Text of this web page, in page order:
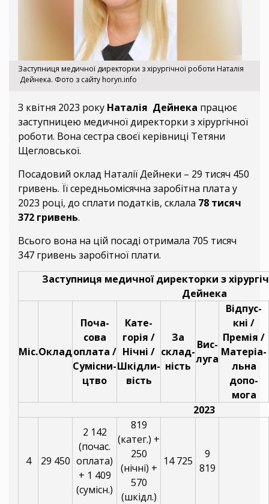
Заступниця медичної директорки з хірургічної роботи Наталія
Дейнека. Фото з сайту horyn.info
З квітня 2023 року Наталія Дейнека працює
заступницею медичної директорки з хірургічної
роботи. Вона сестра своєї керівниці Тетяни
Щегловської.
Посадовий оклад Наталії Дейнеки – 29 тисяч 450
гривень. Її середньомісячна заробітна плата у
2023 році, до сплати податків, склала 78 тисяч
372 гривень.
Всього вона на цій посаді отримала 705 тисяч
347 гривень заробітної плати.
Заступниця медичної директорки з
Дейнека
Міс.Оклад
Поча-
сова
оплата /
Сумісни-
цтво
Кате-
горія /
Нічні /
Шкідли-
вість
За
склад-
ність
Вис-
луга
Відпус-
кні /
Премія /
Матеріа-
льна
допо-
мога
2023
4 29 450
2 142
(почас.
оплата)
+ 1 409
(сумісн.)
819
(катег.) +
250
(нічні) +
570
(шкідл.)
14 725
9
819